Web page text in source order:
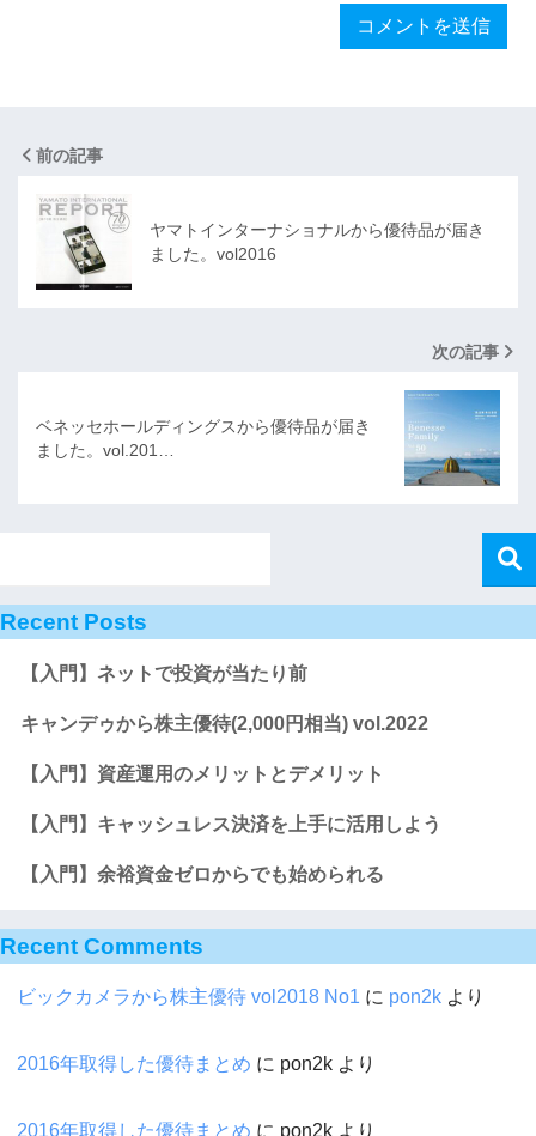
前の記事
ヤマトインターナショナルから優待品が届き
ました。vol2016
次の記事
ベネッセホールディングスから優待品が届き
ました。vol.201…
Recent Posts
【入門】ネットで投資が当たり前
キャンデゥから株主優待(2,000円相当) vol.2022
【入門】資産運用のメリットとデメリット
【入門】キャッシュレス決済を上手に活用しよう
【入門】余裕資金ゼロからでも始められる
Recent Comments
ビックカメラから株主優待 vol2018 No1 に pon2k より
2016年取得した優待まとめ に pon2k より
2016年取得した優待まとめ に pon2k より